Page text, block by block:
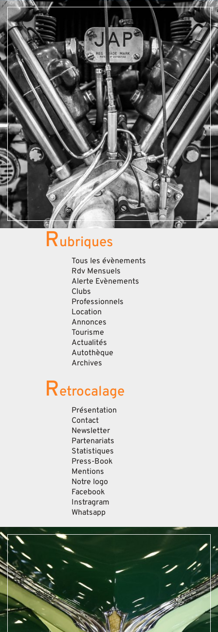
Rubriques
Tous les évènements
Rdv Mensuels
Alerte Evènements
Clubs
Professionnels
Location
Annonces
Tourisme
Actualités
Autothèque
Archives
Retrocalage
Présentation
Contact
Newsletter
Partenariats
Statistiques
Press-Book
Mentions
Notre logo
Facebook
Instragram
Whatsapp